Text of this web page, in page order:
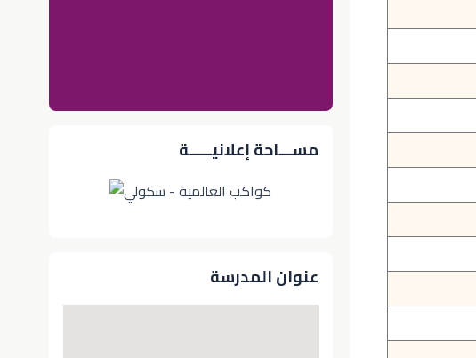
مســـاحة إعلانيـــــة
عنوان المدرسة